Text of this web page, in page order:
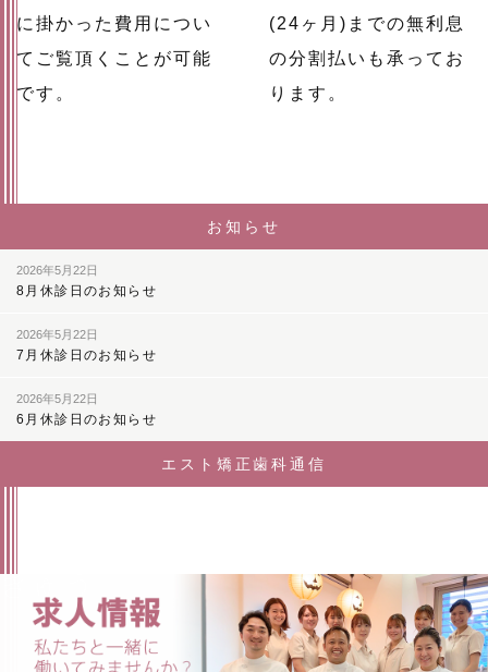
に掛かった費用につい
てご覧頂くことが可能
です。
(24ヶ月)までの無利息
の分割払いも承ってお
ります。
お知らせ
2026年5月22日
8月休診日のお知らせ
2026年5月22日
7月休診日のお知らせ
2026年5月22日
6月休診日のお知らせ
エスト矯正歯科通信